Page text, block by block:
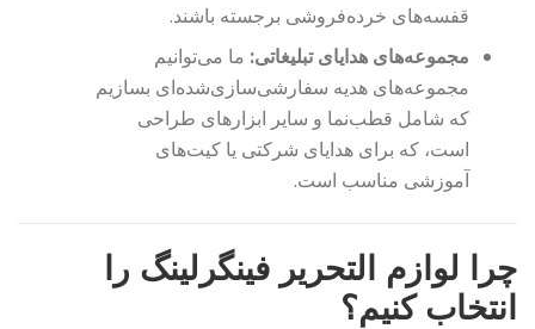
قفسه‌های خرده‌فروشی برجسته باشند.
مجموعه‌های هدایای تبلیغاتی: ما می‌توانیم
مجموعه‌های هدیه سفارشی‌سازی‌شده‌ای بسازیم
که شامل قطب‌نما و سایر ابزارهای طراحی
است، که برای هدایای شرکتی یا کیت‌های
آموزشی مناسب است.
چرا لوازم التحریر فینگرلینگ را
انتخاب کنیم؟